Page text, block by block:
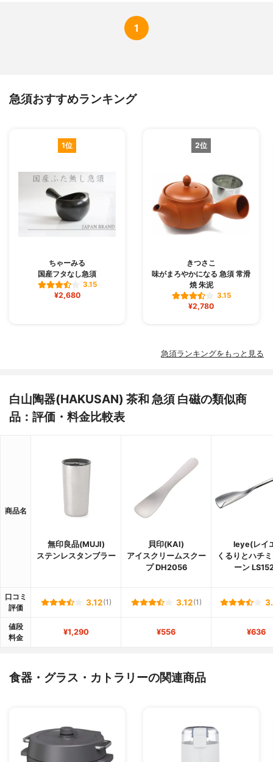
1
急須おすすめランキング
1位
ちゃーみる
国産フタなし急須
3.15
¥2,680
2位
きつさこ
味がまろやかになる 急須 常滑
焼 朱泥
3.15
¥2,780
急須ランキングをもっと見る
白山陶器(HAKUSAN) 茶和 急須 白磁の類似商
品：評価・料金比較表
商品名
無印良品(MUJI)
ステンレスタンブラー
貝印(KAI)
アイスクリームスクー
プ DH2056
leye(レイ
くるりとハチ
ーン
口コミ
評価
3.12(1) 3.12(1)
値段
料金
¥1,290 ¥556 ¥636
食器・グラス・カトラリーの関連商品